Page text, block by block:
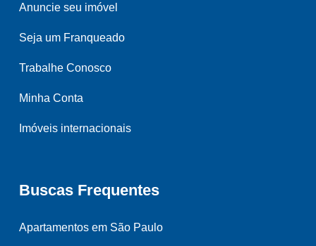
Anuncie seu imóvel
Seja um Franqueado
Trabalhe Conosco
Minha Conta
Imóveis internacionais
Buscas Frequentes
Apartamentos em São Paulo